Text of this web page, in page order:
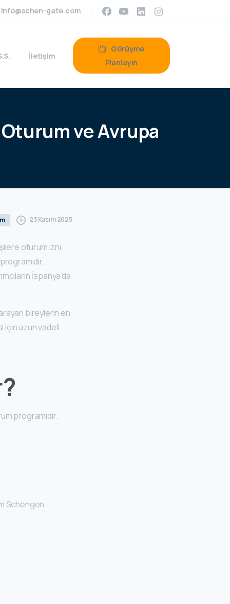
info@schen-gate.com
İletişim
Görüşme
Planlayın
OturumveAvrupa
23 Kasım 2025
oturum izni,
İspanya’da
bireylerin en
için uzun vadeli
programıdır.
Schengen